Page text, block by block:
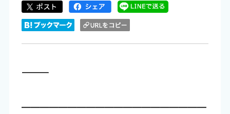
―――――――――――――――――――――――――――――――――――
━━━━━━━━━━━━━━━━━━━━